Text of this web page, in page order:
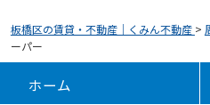
板橋区の賃貸・不動産｜くみん不動産 >
ーパー
ホーム